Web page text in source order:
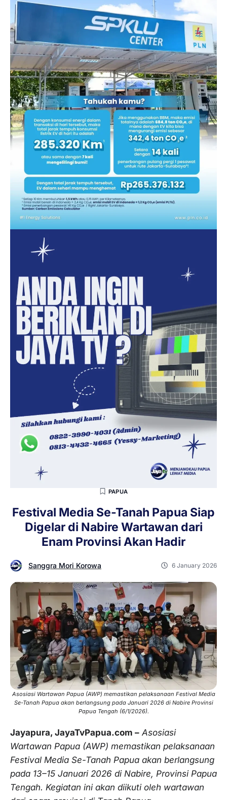
PAPUA
Festival Media Se-Tanah Papua Siap
Digelar di Nabire Wartawan dari
Enam Provinsi Akan Hadir
Sanggra Mori Korowa 6 January 2026
Asosiasi Wartawan Papua (AWP) memastikan pelaksanaan Festival Media
Se-Tanah Papua akan berlangsung pada Januari 2026 di Nabire Provinsi
Papua Tengah (6/1/2026).
Jayapura, JayaTvPapua.com – Asosiasi
Wartawan Papua (AWP) memastikan pelaksanaan
Festival Media Se-Tanah Papua akan berlangsung
pada 13–15 Januari 2026 di Nabire, Provinsi Papua
Tengah. Kegiatan ini akan diikuti oleh wartawan